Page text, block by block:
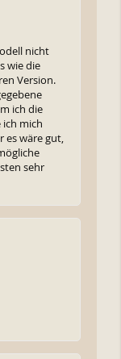
nicht
wie die
Version.
ich die
mich
es wäre gut,
sehr